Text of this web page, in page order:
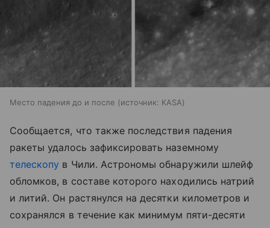
Место падения до и после источник: KASA
Сообщается, что также последствия падения
ракеты удалось зафиксировать наземному
телескопу в Чили. Астрономы обнаружили шлейф
обломков, в составе которого находились натрий
и литий. Он растянулся на десятки километров и
сохранялся в течение как минимум пяти-десяти